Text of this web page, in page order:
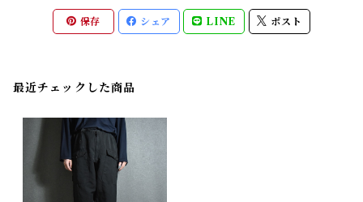
保存 シェア LINE ポスト
最近チェックした商品